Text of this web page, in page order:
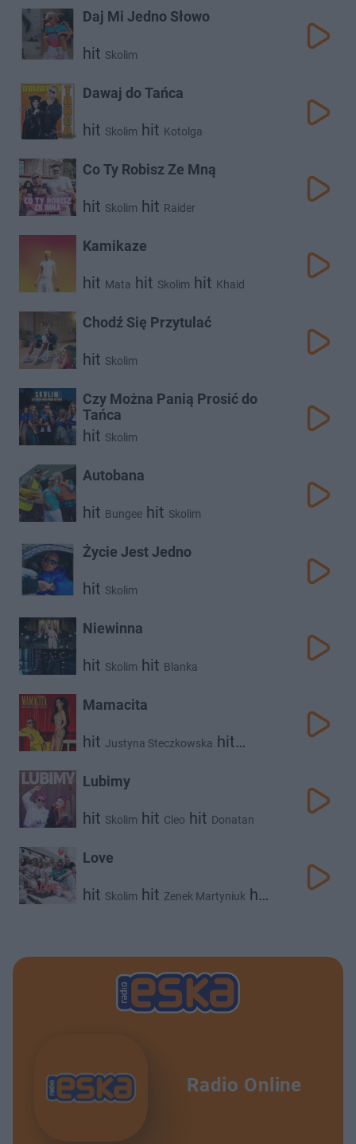
Daj Mi Jedno Słowo
hit Skolim
Dawaj do Tańca
hit Skolim hit Kotolga
Co Ty Robisz Ze Mną
hit Skolim hit Raider
Kamikaze
hit Mata hit Skolim hit Khaid
Chodź Się Przytulać
hit Skolim
Czy Można Panią Prosić do
Tańca
hit Skolim
Autobana
hit Bungee hit Skolim
Życie Jest Jedno
hit Skolim
Niewinna
hit Skolim hit Blanka
Mamacita
hit Justyna Steczkowska hit
Lubimy
hit Skolim hit Cleo hit Donatan
Love
hit Skolim hit Zenek Martyniuk hit
Radio Online